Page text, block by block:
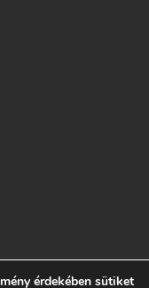
érdekében sütiket